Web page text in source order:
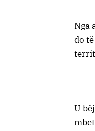
Nga
do
U